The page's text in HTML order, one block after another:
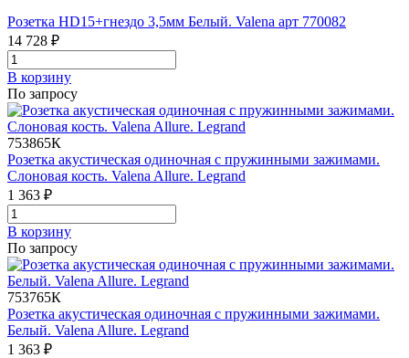
Розетка HD15+гнездо 3,5мм Белый. Valena арт 770082
14 728 ₽
В корзинy
По запросу
753865К
Розетка акустическая одиночная с пружинными зажимами.
Слоновая кость. Valena Allure. Legrand
1 363 ₽
В корзинy
По запросу
753765К
Розетка акустическая одиночная с пружинными зажимами.
Белый. Valena Allure. Legrand
1 363 ₽